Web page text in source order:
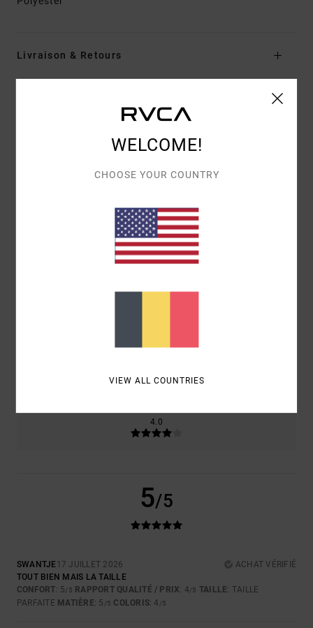
Livraison & Retours
1 AVIS VÉRIFIÉSDEPUIS JUILLET 2026
0% DE NOS CLIENTS RECOMMANDENT CE PRODUIT
RAPPORT QUALITÉ / PRIX
4.0
5/5
SWANTJE17 JUILLET 2026
ACHAT VÉRIFIÉ
TOUT BIEN MAIS LA TAILLE
CONFORT: 5/5 RAPPORT QUALITÉ / PRIX: 4/5 TAILLE: TAILLE
PARFAITE MATIÈRE: 5 /5 COLORIS: 4 /5
WELCOME!
CHOOSE YOUR COUNTRY
VIEW ALL COUNTRIES